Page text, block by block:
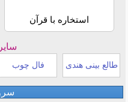
استخاره با قرآن
طالع بینی هندی فال چوب